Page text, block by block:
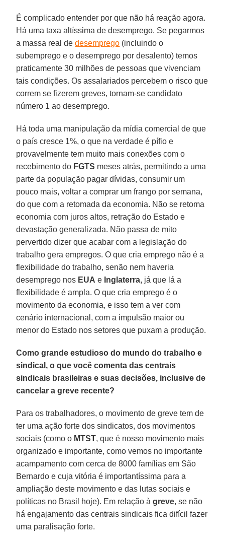
É complicado entender por que não há reação agora.
Há uma taxa altíssima de desemprego. Se pegarmos
a massa real dedesemprego (incluindo o
subemprego e o desemprego por desalento) temos
praticamente 30 milhões de pessoas que vivenciam
tais condições. Os assalariados percebem o risco que
correm se fizerem greves, tornam-se candidato
número 1 ao desemprego.
Há toda uma manipulação da mídia comercial de que
o país cresce 1%, o que na verdade é pífio e
provavelmente tem muito mais conexões com o
recebimento do FGTS meses atrás, permitindo a uma
parte da população pagar dívidas, consumir um
pouco mais, voltar a comprar um frango por semana,
do que com a retomada da economia. Não se retoma
economia com juros altos, retração do Estado e
devastação generalizada. Não passa de mito
pervertido dizer que acabar com a legislação do
trabalho gera empregos. O que cria emprego não é a
flexibilidade do trabalho, senão nem haveria
desemprego nos EUA e Inglaterra, já que lá a
flexibilidade é ampla. O que cria emprego é o
movimento da economia, e isso tem a ver com
cenário internacional, com a impulsão maior ou
menor do Estado nos setores que puxam a produção.
Como grande estudioso do mundo do trabalho e
sindical, o que você comenta das centrais
sindicais brasileiras e suas decisões, inclusive de
cancelar a greve recente?
Para os trabalhadores, o movimento de greve tem de
ter uma ação forte dos sindicatos, dos movimentos
sociais (como o MTST, que é nosso movimento mais
organizado e importante, como vemos no importante
acampamento com cerca de 8000 famílias em São
Bernardo e cuja vitória é importantíssima para a
ampliação deste movimento e das lutas sociais e
políticas no Brasil hoje). Em relação àgreve, se não
há engajamento das centrais sindicais fica difícil fazer
uma paralisação forte.